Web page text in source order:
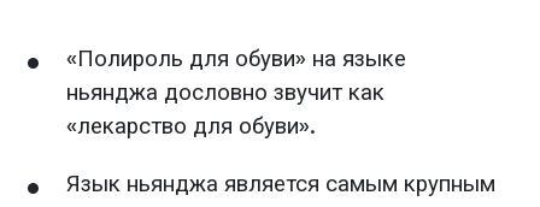
«Полироль для обуви» на языке
ньянджа дословно звучит как
«лекарство для обуви».
Язык ньянджа является самым крупным